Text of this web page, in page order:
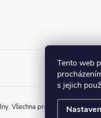
Tento web
s jejich
. Všechna práva vyhrazena.